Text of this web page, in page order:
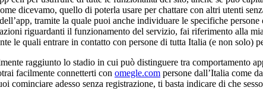
dicevamo, quello di poterla usare per chattare con altri utenti
tramite la quale puoi anche individuare le specifiche
riguardanti il funzionamento del servizio, fai riferimento alla
le quali entrare in contatto con persone di tutta Italia (e non solo)
raggiunto lo stadio in cui può distinguere tra comportamento
facilmente connetterti con omegle.com persone dall’Italia come
cominciare adesso senza registrazione, ti basta indicare di che